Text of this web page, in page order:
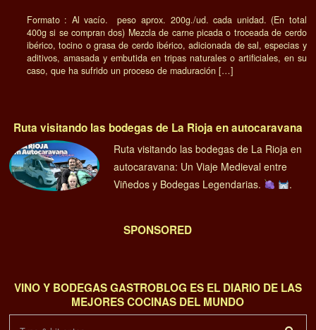
Formato : Al vacío. peso aprox. 200g./ud. cada unidad. (En total
400g si se compran dos) Mezcla de carne picada o troceada de cerdo
ibérico, tocino o grasa de cerdo ibérico, adicionada de sal, especias y
aditivos, amasada y embutida en tripas naturales o artificiales, en su
caso, que ha sufrido un proceso de maduración […]
Ruta visitando las bodegas de La Rioja en autocaravana
Ruta visitando las bodegas de La Rioja en
autocaravana: Un Viaje Medieval entre
Viñedos y Bodegas Legendarias.
.
SPONSORED
VINO Y BODEGAS GASTROBLOG ES EL DIARIO DE LAS
MEJORES COCINAS DEL MUNDO